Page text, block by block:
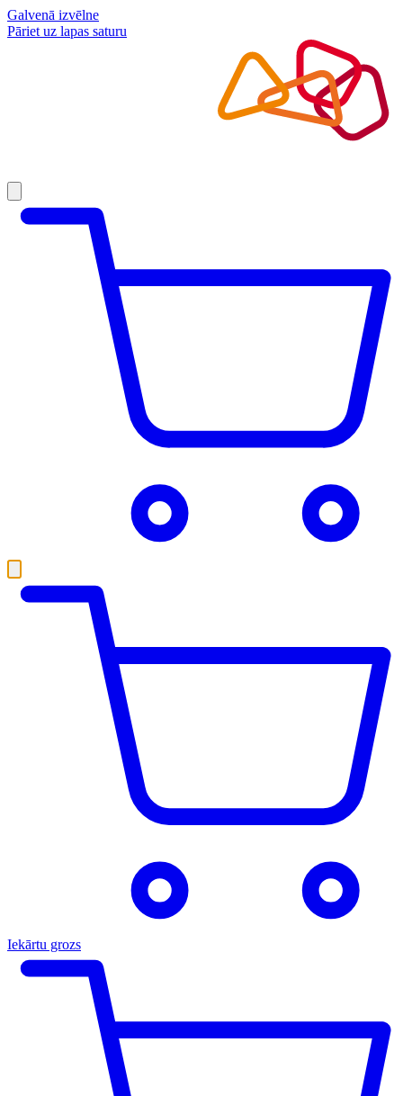
Galvenā izvēlne
Pāriet uz lapas saturu
Iekārtu grozs